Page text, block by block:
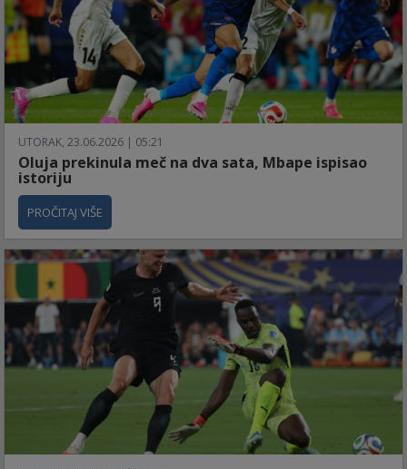
UTORAK, 23.06.2026 | 05:21
Oluja prekinula meč na dva sata, Mbape ispisao
istoriju
PROČITAJ VIŠE